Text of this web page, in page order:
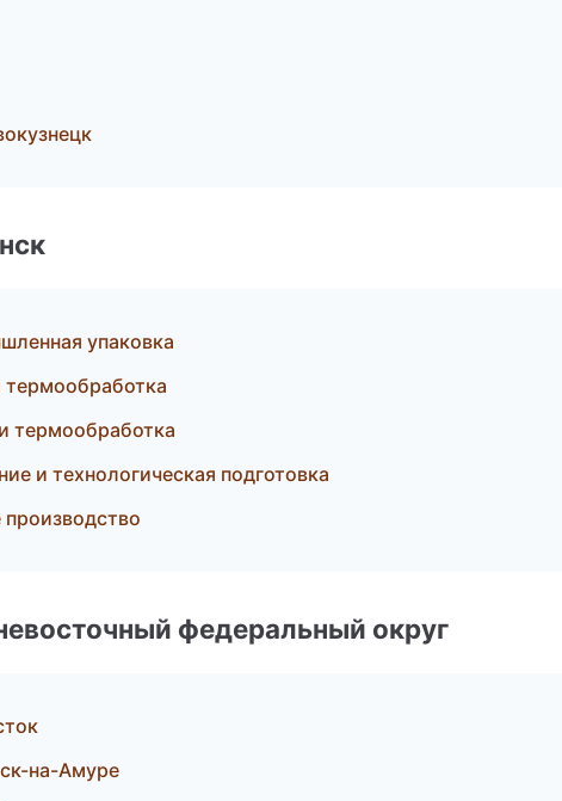
упаковка
термообработка
и технологическая подготовка
федеральный округ
на-Амуре